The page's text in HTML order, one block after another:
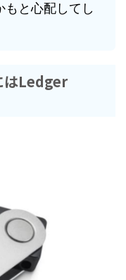
もと心配してし
はLedger